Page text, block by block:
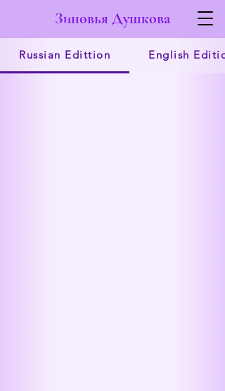
Зиновья Душкова
Russian Edittion English